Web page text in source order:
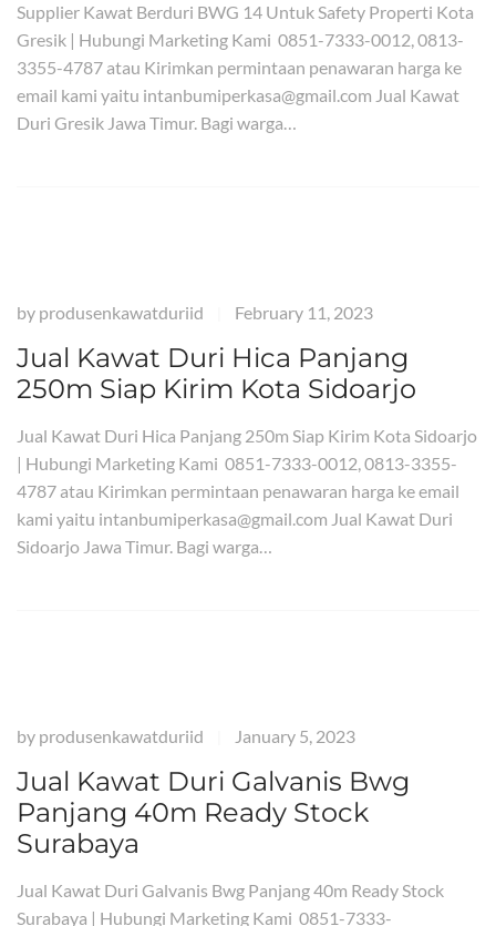
Supplier Kawat Berduri BWG 14 Untuk Safety Properti Kota
Gresik | Hubungi Marketing Kami 0851-7333-0012, 0813-
3355-4787 atau Kirimkan permintaan penawaran harga ke
email kami yaitu intanbumiperkasa@gmail.com Jual Kawat
Duri Gresik Jawa Timur. Bagi warga…
by produsenkawatduriid February 11, 2023
Jual Kawat Duri Hica Panjang
250m Siap Kirim Kota Sidoarjo
Jual Kawat Duri Hica Panjang 250m Siap Kirim Kota Sidoarjo
| Hubungi Marketing Kami 0851-7333-0012, 0813-3355-
4787 atau Kirimkan permintaan penawaran harga ke email
kami yaitu intanbumiperkasa@gmail.com Jual Kawat Duri
Sidoarjo Jawa Timur. Bagi warga…
by produsenkawatduriid January 5, 2023
Jual Kawat Duri Galvanis Bwg
Panjang 40m Ready Stock
Surabaya
Jual Kawat Duri Galvanis Bwg Panjang 40m Ready Stock
Surabaya | Hubungi Marketing Kami 0851-7333-